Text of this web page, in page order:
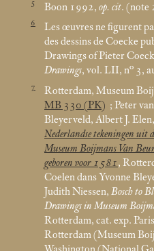
5 Boon 1992, op. cit. (note
6
Les œuvres ne figurent
des dessins de Coecke
Drawings of Pieter
Drawings, vol. LII, n° 3,
7 Rotterdam, Museum
MB 330 (PK) ; Peter
Bleyerveld, Albert J.
Nederlandse tekeningen uit
Museum Boijmans Van
geboren voor 1581,
Coelen dans Yvonne
Judith Niessen, Bosch to
Drawings in Museum
Rotterdam, cat. exp.
Rotterdam (Museum